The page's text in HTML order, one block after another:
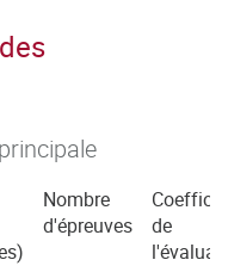
Nombre
d'épreuves
de